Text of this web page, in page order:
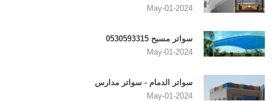
2024-May-01
سواتر مسبح 0530593315
2024-May-01
سواتر الدمام - سواتر مدارس
2024-May-01